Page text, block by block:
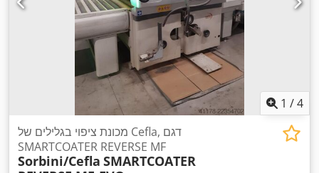
1 /4
מכונת ציפוי בגלילים של Cefla, דגם
SMARTCOATER REVERSE MF
Sorbini/Cefla SMARTCOATER